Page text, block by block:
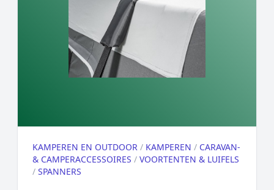
KAMPEREN EN OUTDOOR / KAMPEREN / CARAVAN-
& CAMPERACCESSOIRES / VOORTENTEN & LUIFELS
/ SPANNERS